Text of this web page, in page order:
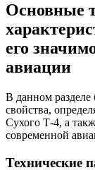
Основные
его
авиации
В данном разделе
свойства,
Сухого Т-4, а
современной
Технические